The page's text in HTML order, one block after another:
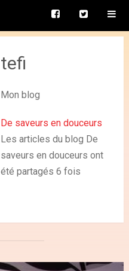
tefi
Mon blog
De saveurs en douceurs
Les articles du blog De
saveurs en douceurs ont
été partagés 6 fois